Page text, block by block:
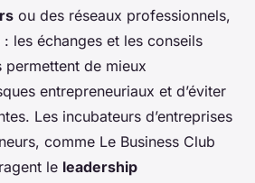
ou des réseaux professionnels,
les échanges et les conseils
permettent de mieux
entrepreneuriaux et d’éviter
Les incubateurs d’entreprises
comme Le Business Club
le leadership